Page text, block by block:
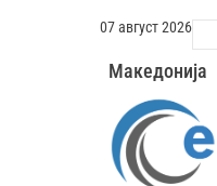
07 август 2026
Македонија